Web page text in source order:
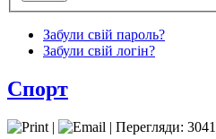
Забули свій пароль?
Забули свій логін?
Спорт
|
| Перегляди: 3041